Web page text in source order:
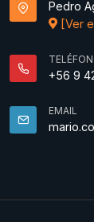
Pedro
[Ver
+56 9
EMAIL